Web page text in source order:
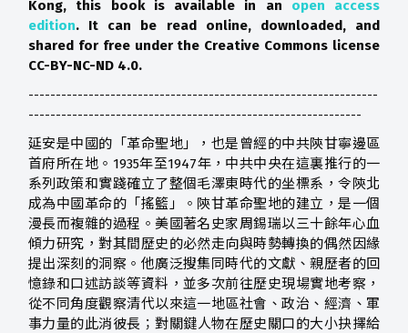
Kong, this book is available in an open access
edition. It can be read online, downloaded, and
shared for free under the Creative Commons license
CC-BY-NC-ND 4.0.
----------------------------------------------------------------
-------------------------------------------------------------
延安是中國的「革命聖地」，也是曾經的中共陝甘寧邊區
首府所在地。1935年至1947年，中共中央在這裏推行的一
系列政策和實踐確立了整個毛澤東時代的坐標系，令陝北
成為中國革命的「搖籃」。陝甘革命聖地的建立，是一個
漫長而複雜的過程。美國著名史家周錫瑞以三十餘年心血
傾力研究，對其間歷史的必然走向與時勢轉換的偶然因緣
提出深刻的洞察。他廣泛搜集同時代的文獻、親歷者的回
憶錄和口述訪談等資料，並多次前往歷史現場實地考察，
從不同角度觀察清代以來這一地區社會、政治、經濟、軍
事力量的此消彼長；對關鍵人物在歷史關口的大小抉擇給